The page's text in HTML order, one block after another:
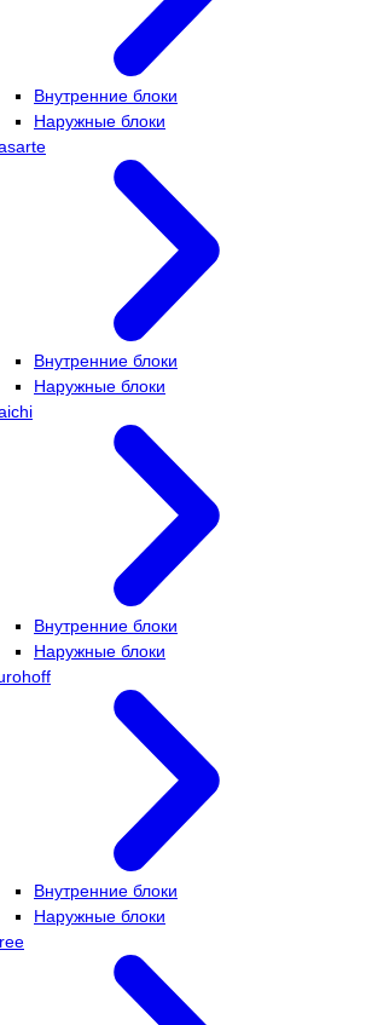
Внутренние блоки
Наружные блоки
Внутренние блоки
Наружные блоки
Внутренние блоки
Наружные блоки
Внутренние блоки
Наружные блоки